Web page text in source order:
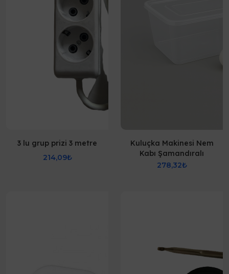
3 lu grup prizi 3 metre
214,09₺
Kuluçka Makinesi Nem
Kabı Şamandıralı
278,32₺